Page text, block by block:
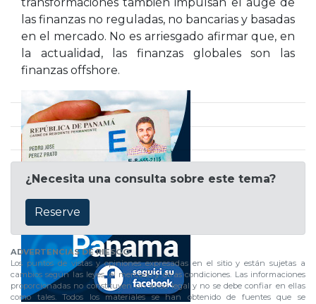
las finanzas no reguladas, no bancarias y basadas
en el mercado. No es arriesgado afirmar que, en
la actualidad, las finanzas globales son las
finanzas offshore.
¿Necesita una consulta sobre este tema?
Reserve
ADVERTENCIAS DE RIESGO
Los puntos de vistas y opiniones expresadas en el sitio y están sujetas a
cambios según las leyes, el mercado y otras condiciones. Las informaciones
proporcionadas no constituyen un aviso legal y no se debe confiar en ellas
como tales. Todos los materiales se han obtenido de fuentes que se